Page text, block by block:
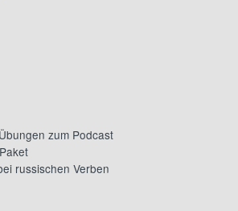
zum Podcast
russischen Verben